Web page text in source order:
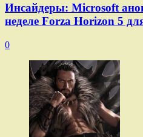
Инсайдеры: Microsoft
неделе Forza Horizon 5
0